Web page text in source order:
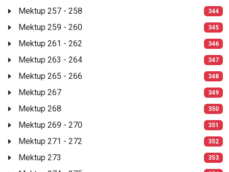
Mektup 257 - 258 344
Mektup 259 - 260 345
Mektup 261 - 262 346
Mektup 263 - 264 347
Mektup 265 - 266 348
Mektup 267 349
Mektup 268 350
Mektup 269 - 270 351
Mektup 271 - 272 352
Mektup 273 353